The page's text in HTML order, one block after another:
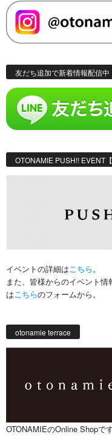
友だち追加で新着情報配信中
OTONAMIE PUSH!! EVENT
イベントの詳細はこちら。
また、皆様からのイベント
はこちらのフォームから。
otonamie terrace
OTONAMIEのOnline Shopです